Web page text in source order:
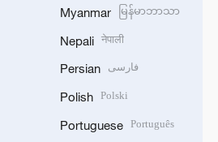
Myanmar မြန်မာဘာသာ
Nepali नेपाली
Persian فارسی
Polish Polski
Portuguese Português